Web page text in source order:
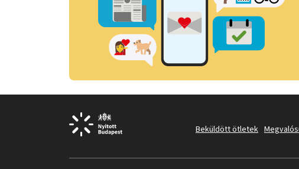
Beküldött ötletek